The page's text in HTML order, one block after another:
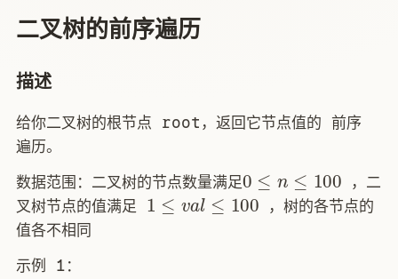
二叉树的前序遍历
描述
给你二叉树的根节点 root，返回它节点值的 前序
遍历。
数据范围：二叉树的节点数量满足
，二
叉树节点的值满足
1≤val≤100
，树的各节点的
值各不相同
示例 1：